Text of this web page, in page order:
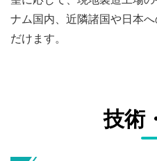
ナム国内、近隣諸国や日本
だけます。
技術